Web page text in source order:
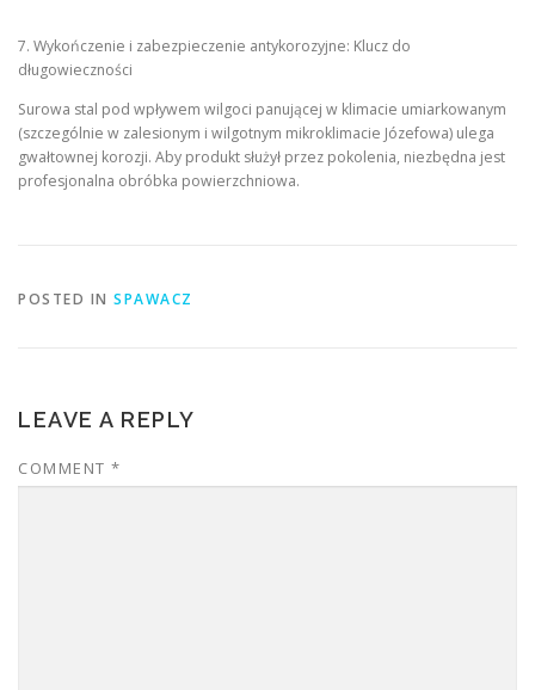
7. Wykończenie i zabezpieczenie antykorozyjne: Klucz do
długowieczności
Surowa stal pod wpływem wilgoci panującej w klimacie umiarkowanym
(szczególnie w zalesionym i wilgotnym mikroklimacie Józefowa) ulega
gwałtownej korozji. Aby produkt służył przez pokolenia, niezbędna jest
profesjonalna obróbka powierzchniowa.
POSTED IN SPAWACZ
LEAVE A REPLY
COMMENT *